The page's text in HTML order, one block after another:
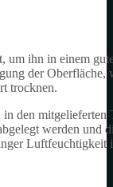
ihn in einem
der
trocknen.
den
werden und
Luftfeuchtigkeit